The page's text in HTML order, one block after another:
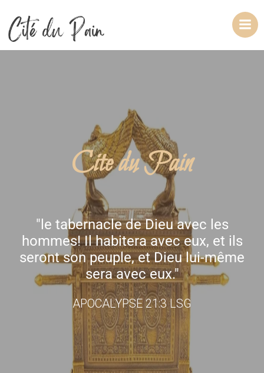
Cite du Pain
"le tabernacle de Dieu avec les
hommes! Il habitera avec eux, et ils
seront son peuple, et Dieu lui-même
sera avec eux."
APOCALYPSE 21:3 LSG